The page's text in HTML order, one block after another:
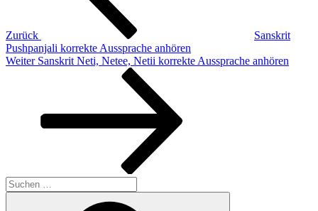
Zurück
Sanskrit
Pushpanjali korrekte Aussprache anhören
Nächster
Weiter Sanskrit Neti, Netee, Netii korrekte Aussprache anhören
Suchen
nach: